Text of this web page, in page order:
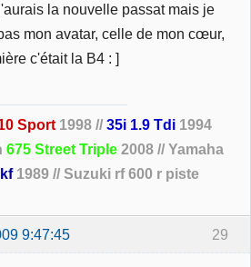
la nouvelle passat mais je
mon avatar, celle de mon cœur,
c'était la B4 : ]
Sport 1998 // 35i 1.9 Tdi 1994
675 Street Triple 2008 // Yamaha
1989 // Suzuki rf 600 r piste
29
9:47:45